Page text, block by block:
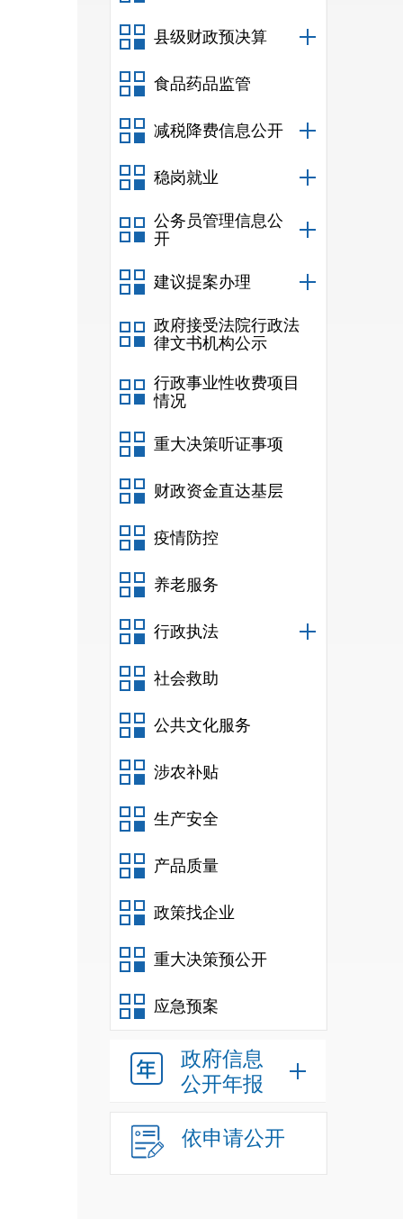
县级财政预决算
食品药品监管
减税降费信息公开
稳岗就业
公务员管理信息公
开
建议提案办理
政府接受法院行政法
律文书机构公示
行政事业性收费项目
情况
重大决策听证事项
财政资金直达基层
疫情防控
养老服务
行政执法
社会救助
公共文化服务
涉农补贴
生产安全
产品质量
政策找企业
重大决策预公开
应急预案
政府信息
公开年报
依申请公开